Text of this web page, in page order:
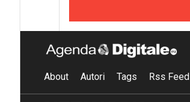
About Autori Tags Rss Feed